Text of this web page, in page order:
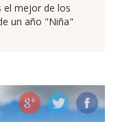
el mejor de los
un año "Niña"